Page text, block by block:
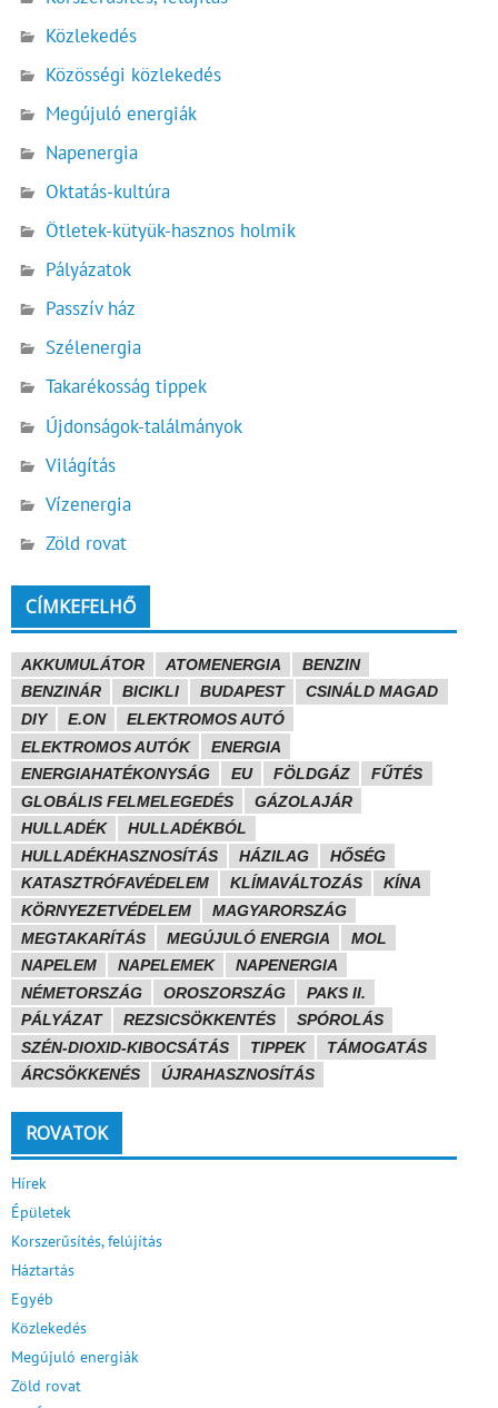
Közlekedés
Közösségi közlekedés
Megújuló energiák
Napenergia
Oktatás-kultúra
Ötletek-kütyük-hasznos holmik
Pályázatok
Passzív ház
Szélenergia
Takarékosság tippek
Újdonságok-találmányok
Világítás
Vízenergia
Zöld rovat
CÍMKEFELHŐ
AKKUMULÁTOR ATOMENERGIA
BENZIN
BENZINÁR
BICIKLI BUDAPEST
CSINÁLD MAGAD
DIY
E.ON
ELEKTROMOS AUTÓ
ELEKTROMOS AUTÓK
ENERGIA
ENERGIAHATÉKONYSÁG
EU FÖLDGÁZ
FŰTÉS
GLOBÁLIS FELMELEGEDÉS
GÁZOLAJÁR
HULLADÉK
HULLADÉKBÓL
HULLADÉKHASZNOSÍTÁS
HÁZILAG
HŐSÉG
KATASZTRÓFAVÉDELEM
KLÍMAVÁLTOZÁS
KÍNA
KÖRNYEZETVÉDELEM
MAGYARORSZÁG
MEGTAKARÍTÁS
MEGÚJULÓ ENERGIA
MOL
NAPELEM
NAPELEMEK
NAPENERGIA
NÉMETORSZÁG
OROSZORSZÁG
PAKS II.
PÁLYÁZAT
REZSICSÖKKENTÉS
SPÓROLÁS
SZÉN-DIOXID-KIBOCSÁTÁS
TIPPEK
TÁMOGATÁS
ÁRCSÖKKENÉS
ÚJRAHASZNOSÍTÁS
ROVATOK
Hírek
Épületek
Korszerűsítés, felújítás
Háztartás
Egyéb
Közlekedés
Megújuló energiák
Zöld rovat